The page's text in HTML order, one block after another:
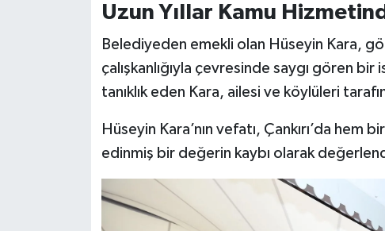
Uzun Yıllar Kamu
Belediyeden emekli olan Hüseyin Kara,
çalışkanlığıyla çevresinde saygı gören
tanıklık eden Kara, ailesi ve köylüleri
Hüseyin Kara’nın vefatı, Çankırı’da hem
edinmiş bir değerin kaybı olarak